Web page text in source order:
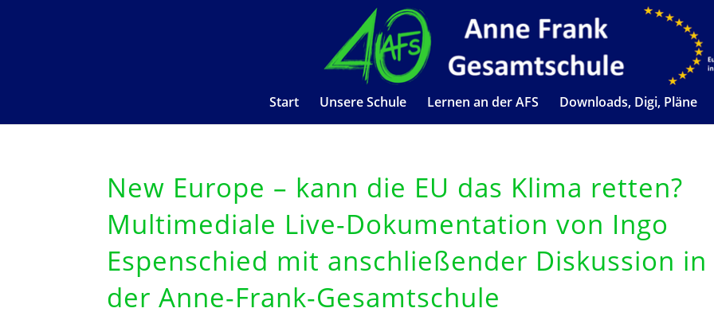
Start Unsere Schule Lernen an der AFS Downloads, Digi, Pläne
New Europe – kann die EU das Klima retten?
Multimediale Live-Dokumentation von Ingo
Espenschied mit anschließender Diskussion in
der Anne-Frank-Gesamtschule